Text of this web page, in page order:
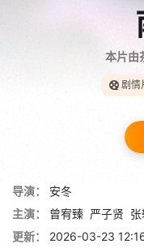
本片由
剧情
导演：
安冬
主演：
曾宥臻 严子贤
更新：
2026-03-23